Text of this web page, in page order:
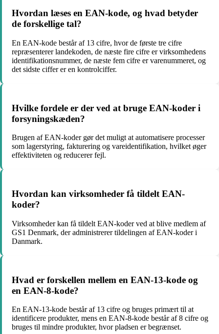
Hvordan læses en EAN-kode, og hvad betyder
de forskellige tal?
En EAN-kode består af 13 cifre, hvor de første tre cifre
repræsenterer landekoden, de næste fire cifre er virksomhedens
identifikationsnummer, de næste fem cifre er varenummeret, og
det sidste ciffer er en kontrolciffer.
Hvilke fordele er der ved at bruge EAN-koder i
forsyningskæden?
Brugen af EAN-koder gør det muligt at automatisere processer
som lagerstyring, fakturering og vareidentifikation, hvilket øger
effektiviteten og reducerer fejl.
Hvordan kan virksomheder få tildelt EAN-
koder?
Virksomheder kan få tildelt EAN-koder ved at blive medlem af
GS1 Denmark, der administrerer tildelingen af EAN-koder i
Danmark.
Hvad er forskellen mellem en EAN-13-kode og
en EAN-8-kode?
En EAN-13-kode består af 13 cifre og bruges primært til at
identificere produkter, mens en EAN-8-kode består af 8 cifre og
bruges til mindre produkter, hvor pladsen er begrænset.